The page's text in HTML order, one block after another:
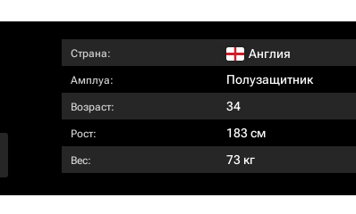
Страна: Англия
Амплуа: Полузащитник
Возраст: 34
Рост: 183 см
Вес: 73 кг